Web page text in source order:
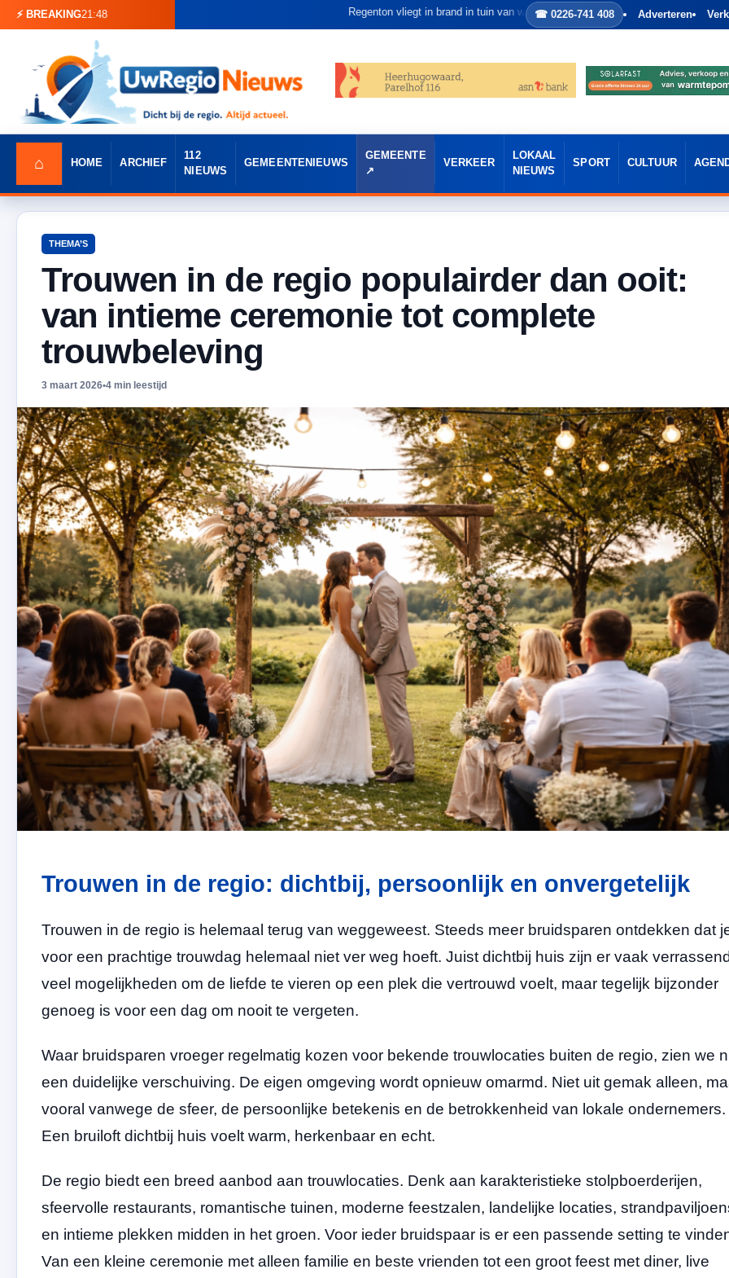
⚡ BREAKING21:48 Regenton vliegt in brand in tuin van woning in Heerhugowaard
☎ 0226-741 408 Adverteren
⌂ HOME ARCHIEF
112
NIEUWS
GEMEENTENIEUWS
GEMEENTE
VERKEER
LOKAAL
NIEUWS
SPORT CULTUUR
THEMA’S
Trouwen in de regio populairder dan ooit:
van intieme ceremonie tot complete
trouwbeleving
3 maart 2026•4 min leestijd
Trouwen in de regio: dichtbij, persoonlijk en onvergetelijk
Trouwen in de regio is helemaal terug van weggeweest. Steeds meer bruidsparen ontdekken dat
voor een prachtige trouwdag helemaal niet ver weg hoeft. Juist dichtbij huis zijn er vaak verrassend
veel mogelijkheden om de liefde te vieren op een plek die vertrouwd voelt, maar tegelijk bijzonder
genoeg is voor een dag om nooit te vergeten.
Waar bruidsparen vroeger regelmatig kozen voor bekende trouwlocaties buiten de regio, zien we
een duidelijke verschuiving. De eigen omgeving wordt opnieuw omarmd. Niet uit gemak alleen,
vooral vanwege de sfeer, de persoonlijke betekenis en de betrokkenheid van lokale ondernemers.
Een bruiloft dichtbij huis voelt warm, herkenbaar en echt.
De regio biedt een breed aanbod aan trouwlocaties. Denk aan karakteristieke stolpboerderijen,
sfeervolle restaurants, romantische tuinen, moderne feestzalen, landelijke locaties,
en intieme plekken midden in het groen. Voor ieder bruidspaar is er een passende setting te
Van een kleine ceremonie met alleen familie en beste vrienden tot een groot feest met diner, live